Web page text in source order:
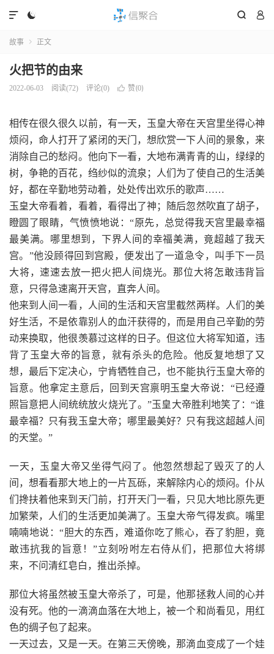
  

故事  正文
火把节的由来
2022-06-03 阅读(72) 评论(0)  赞(0)
相传在很久很久以前，有一天，玉皇大帝在天宫里坐得心神
烦闷，命人打开了紧闭的天门，想欣赏一下人间的景象，来
消除自己的愁闷。他向下一看，大地布满青青的山，绿绿的
树，争艳的百花，绉纱似的流泉；人们为了使自己的生活美
好，都在辛勤地劳动着，处处传出欢乐的歌声……
玉皇大帝看着，看着，看得出了神；随后忽然吹直了胡子，
瞪圆了眼睛，气愤愤地说：“原先，总觉得我天宫里最幸福
最美满。哪里想到，下界人间的幸福美满，竟超越了我天
宫。”他没顾得回到宫殿，便发出了一道急令，叫手下一员
大将，速速去放一把火把人间烧光。那位大将怎敢违背旨
意，只得急速离开天宫，直奔人间。
他来到人间一看，人间的生活和天宫里截然两样。人们的美
好生活，不是依靠别人的血汗获得的，而是用自己辛勤的劳
动来换取，他很羡慕过这样的日子。但这位大将军知道，违
背了玉皇大帝的旨意，就有杀头的危险。他反复地想了又
想，最后下定决心，宁肯牺牲自己，也不能执行玉皇大帝的
旨意。他拿定主意后，回到天宫禀明玉皇大帝说：“已经遵
照旨意把人间统统放火烧光了。”玉皇大帝胜利地笑了：“谁
最幸福？只有我玉皇大帝；哪里最美好？只有我这超越人间
的天堂。”
一天，玉皇大帝又坐得气闷了。他忽然想起了毁灭了的人
间，想看看那大地上的一片瓦砾，来解除内心的烦闷。仆从
们搀扶着他来到天门前，打开天门一看，只见大地比原先更
加繁荣，人们的生活更加美满了。玉皇大帝气得发疯。嘴里
喃喃地说：“胆大的东西，难道你吃了熊心，吞了豹胆，竟
敢违抗我的旨意！”立刻吩咐左右侍从们，把那位大将绑
来，不问清红皂白，推出杀掉。
那位大将虽然被玉皇大帝杀了，可是，他那拯救人间的心并
没有死。他的一滴滴血落在大地上，被一个和尚看见，用红
色的绸子包了起来。
一天过去，又是一天。在第三天傍晚，那滴血变成了一个娃